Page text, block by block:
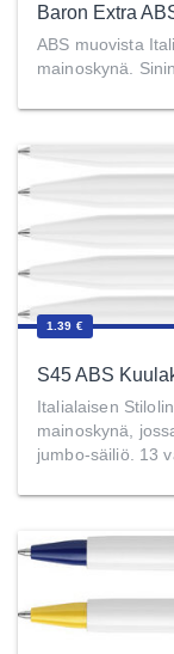
Baron Extra
ABS muovista
mainoskynä.
1.39 €
S45 ABS
Italialaisen
mainoskynä,
jumbo-säiliö. 13